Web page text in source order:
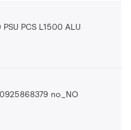
PCS L1500 ALU
no_NO